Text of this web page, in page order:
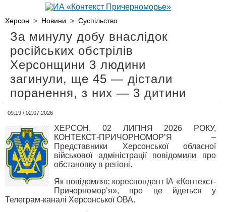
Херсон > Новини > Суспільство
За минулу добу внаслідок
російських обстрілів
Херсонщини 3 людини
загинули, ще 45 — дістали
поранення, з них — 3 дитини
09:19 / 02.07.2026
ХЕРСОН, 02 ЛИПНЯ 2026 РОКУ,
КОНТЕКСТ-ПРИЧОРНОМОР’Я –
Представники Херсонської обласної
військової адміністрації повідомили про
обстановку в регіоні.
Як повідомляє кореспондент ІА «Контекст-
Причорномор’я», про це йдеться у
Телеграм-каналі Херсонської ОВА.